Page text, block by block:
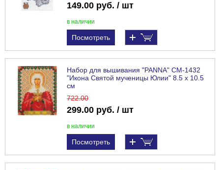
149.00 руб. / шт
в наличии
Посмотреть
Набор для вышивания "PANNA" CM-1432
"Икона Святой мученицы Юлии" 8.5 х 10.5
см
722.00
299.00 руб. / шт
в наличии
Посмотреть